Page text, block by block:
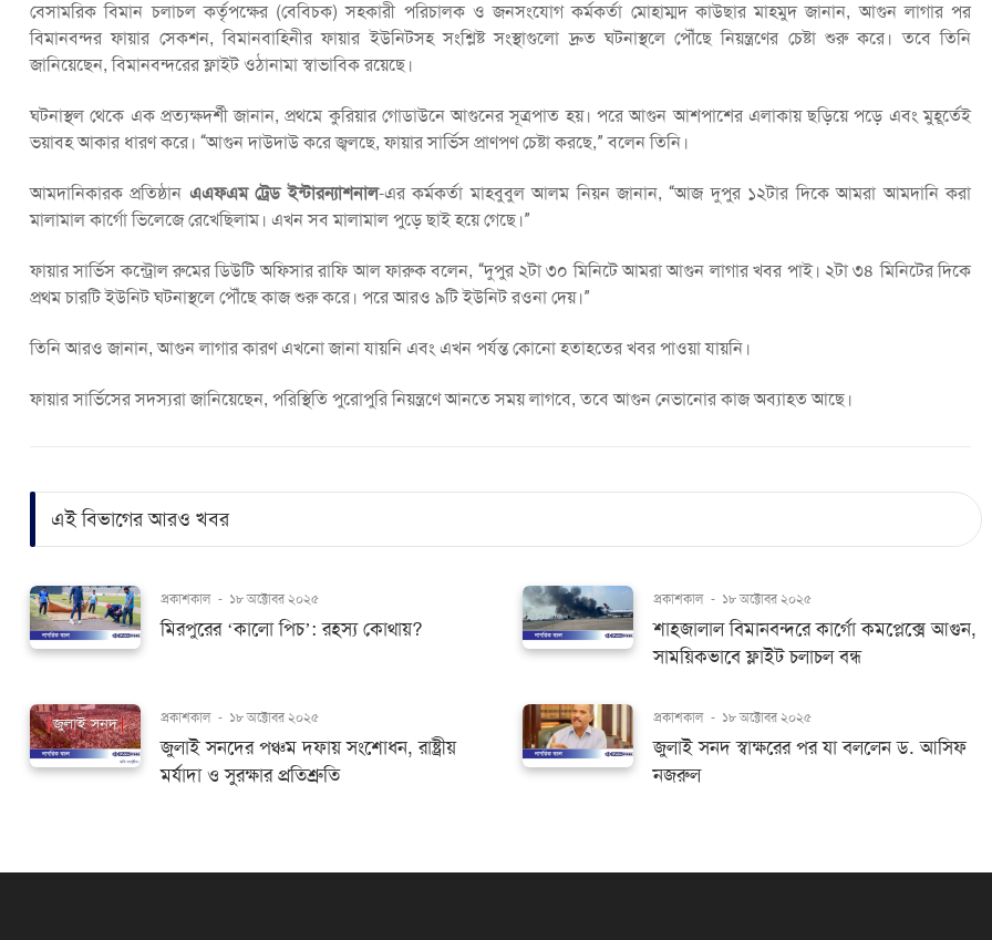
বেসামরিক বিমান চলাচল কর্তৃপক্ষের (বেবিচক) সহকারী পরিচালক ও জনসংযোগ কর্মকর্তা মোহাম্মদ কাউছার মাহমুদ জানান, আগুন লাগার পর
বিমানবন্দর ফায়ার সেকশন, বিমানবাহিনীর ফায়ার ইউনিটসহ সংশ্লিষ্ট সংস্থাগুলো দ্রুত ঘটনাস্থলে পৌঁছে নিয়ন্ত্রণের চেষ্টা শুরু করে। তবে তিনি
জানিয়েছেন, বিমানবন্দরের ফ্লাইট ওঠানামা স্বাভাবিক রয়েছে।
ঘটনাস্থল থেকে এক প্রত্যক্ষদর্শী জানান, প্রথমে কুরিয়ার গোডাউনে আগুনের সূত্রপাত হয়। পরে আগুন আশপাশের এলাকায় ছড়িয়ে পড়ে এবং মুহূর্তেই
ভয়াবহ আকার ধারণ করে। “আগুন দাউদাউ করে জ্বলছে, ফায়ার সার্ভিস প্রাণপণ চেষ্টা করছে,” বলেন তিনি।
আমদানিকারক প্রতিষ্ঠান এএফএম ট্রেড ইন্টারন্যাশনাল-এর কর্মকর্তা মাহবুবুল আলম নিয়ন জানান, “আজ দুপুর ১২টার দিকে আমরা আমদানি করা
মালামাল কার্গো ভিলেজে রেখেছিলাম। এখন সব মালামাল পুড়ে ছাই হয়ে গেছে।”
ফায়ার সার্ভিস কন্ট্রোল রুমের ডিউটি অফিসার রাফি আল ফারুক বলেন, “দুপুর ২টা ৩০ মিনিটে আমরা আগুন লাগার খবর পাই। ২টা ৩৪ মিনিটের দিকে
প্রথম চারটি ইউনিট ঘটনাস্থলে পৌঁছে কাজ শুরু করে। পরে আরও ৯টি ইউনিট রওনা দেয়।”
তিনি আরও জানান, আগুন লাগার কারণ এখনো জানা যায়নি এবং এখন পর্যন্ত কোনো হতাহতের খবর পাওয়া যায়নি।
ফায়ার সার্ভিসের সদস্যরা জানিয়েছেন, পরিস্থিতি পুরোপুরি নিয়ন্ত্রণে আনতে সময় লাগবে, তবে আগুন নেভানোর কাজ অব্যাহত আছে।
এই বিভাগের আরও খবর
প্রকাশকাল - ১৮ অক্টোবর ২০২৫
মিরপুরের ‘কালো পিচ’: রহস্য কোথায়?
প্রকাশকাল - ১৮ অক্টোবর ২০২৫
শাহজালাল বিমানবন্দরে কার্গো কমপ্লেক্সে আগুন,
সাময়িকভাবে ফ্লাইট চলাচল বন্ধ
প্রকাশকাল - ১৮ অক্টোবর ২০২৫
জুলাই সনদের পঞ্চম দফায় সংশোধন, রাষ্ট্রীয়
মর্যাদা ও সুরক্ষার প্রতিশ্রুতি
প্রকাশকাল - ১৮ অক্টোবর ২০২৫
জুলাই সনদ স্বাক্ষরের পর যা বললেন ড. আসিফ
নজরুল